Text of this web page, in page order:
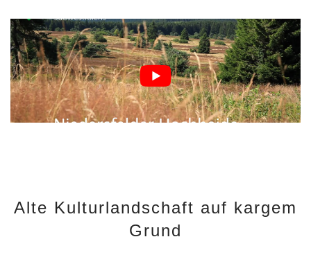
Alte Kulturlandschaft auf kargem
Grund